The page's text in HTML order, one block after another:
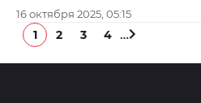
16 октября 2025, 05:15
1 2 3 4 …